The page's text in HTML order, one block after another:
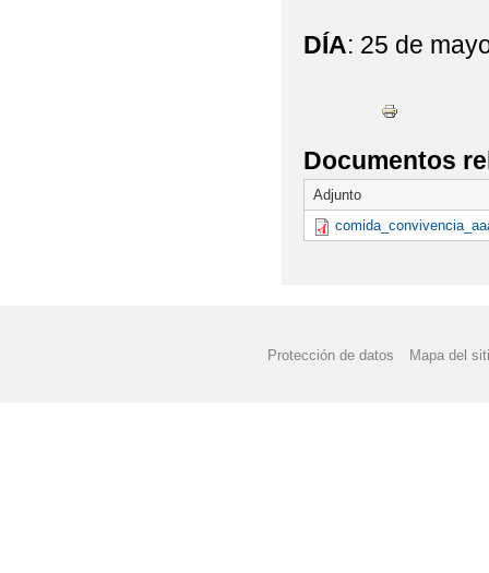
DÍA: 25 de
Documentos
Adjunto
Protección de datos Mapa del